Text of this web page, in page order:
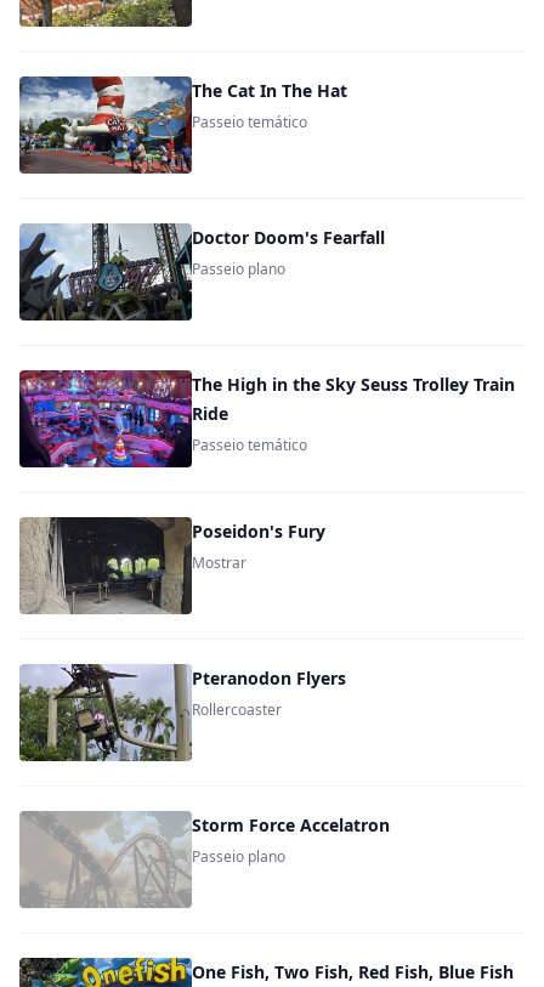
The Cat In The Hat
Passeio temático
Doctor Doom's Fearfall
Passeio plano
The High in the Sky Seuss Trolley Train
Ride
Passeio temático
Poseidon's Fury
Mostrar
Pteranodon Flyers
Rollercoaster
Storm Force Accelatron
Passeio plano
One Fish, Two Fish, Red Fish, Blue Fish